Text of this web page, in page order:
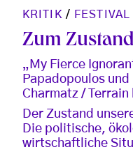
KRITIK / FESTIVAL
Zum
„My Fierce
Papadopoulos
Charmatz / Terrain
Der Zustand
Die politische,
wirtschaftliche